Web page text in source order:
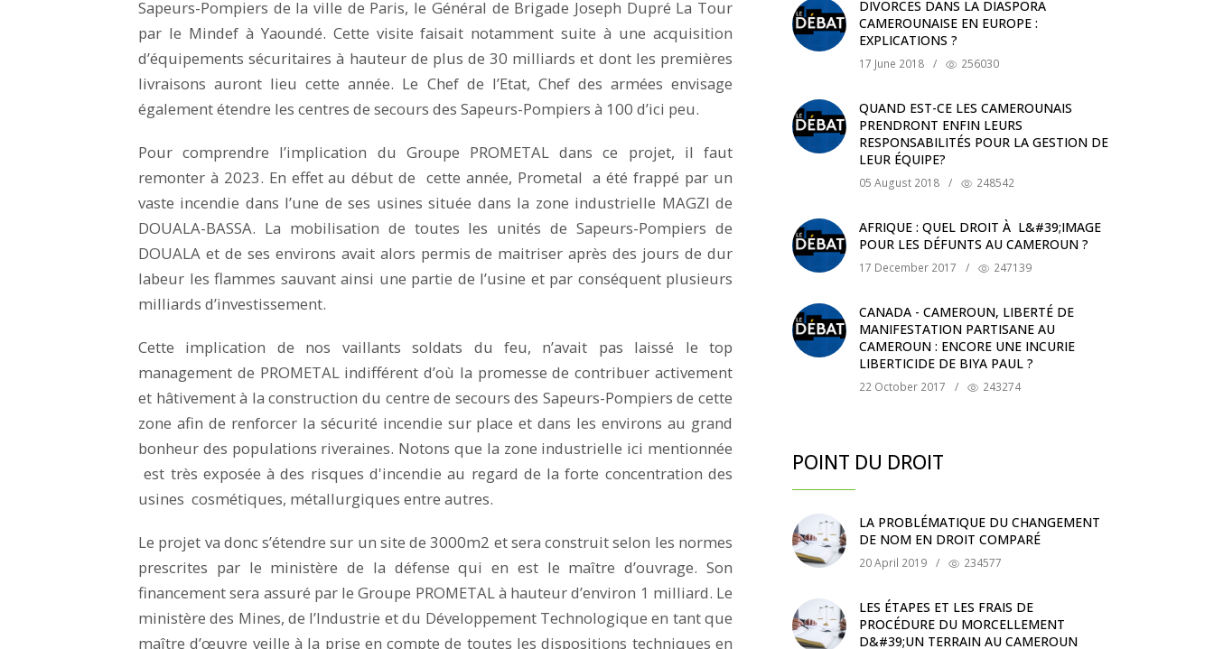
Sapeurs-Pompiers de la ville de Paris, le Général de Brigade Joseph Dupré La Tour
par le Mindef à Yaoundé. Cette visite faisait notamment suite à une acquisition
d’équipements sécuritaires à hauteur de plus de 30 milliards et dont les premières
livraisons auront lieu cette année. Le Chef de l’Etat, Chef des armées envisage
également étendre les centres de secours des Sapeurs-Pompiers à 100 d’ici peu.
Pour comprendre l’implication du Groupe PROMETAL dans ce projet, il faut
remonter à 2023. En effet au début de cette année, Prometal a été frappé par un
vaste incendie dans l’une de ses usines située dans la zone industrielle MAGZI de
DOUALA-BASSA. La mobilisation de toutes les unités de Sapeurs-Pompiers de
DOUALA et de ses environs avait alors permis de maitriser après des jours de dur
labeur les flammes sauvant ainsi une partie de l’usine et par conséquent plusieurs
milliards d’investissement.
Cette implication de nos vaillants soldats du feu, n’avait pas laissé le top
management de PROMETAL indifférent d’où la promesse de contribuer activement
et hâtivement à la construction du centre de secours des Sapeurs-Pompiers de cette
zone afin de renforcer la sécurité incendie sur place et dans les environs au grand
bonheur des populations riveraines. Notons que la zone industrielle ici mentionnée
est très exposée à des risques d'incendie au regard de la forte concentration des
usines cosmétiques, métallurgiques entre autres.
Le projet va donc s’étendre sur un site de 3000m2 et sera construit selon les normes
prescrites par le ministère de la défense qui en est le maître d’ouvrage. Son
financement sera assuré par le Groupe PROMETAL à hauteur d’environ 1 milliard. Le
ministère des Mines, de l’Industrie et du Développement Technologique en tant que
maître d’œuvre veille à la prise en compte de toutes les dispositions techniques en
DIVORCES DANS LA DIASPORA
CAMEROUNAISE EN EUROPE :
EXPLICATIONS ?
17 June 2018 / 256030
QUAND EST-CE LES CAMEROUNAIS
PRENDRONT ENFIN LEURS
RESPONSABILITÉS POUR LA GESTION DE
LEUR ÉQUIPE?
05 August 2018 / 248542
AFRIQUE : QUEL DROIT À L&#39;IMAGE
POUR LES DÉFUNTS AU CAMEROUN ?
17 December 2017 / 247139
CANADA - CAMEROUN, LIBERTÉ DE
MANIFESTATION PARTISANE AU
CAMEROUN : ENCORE UNE INCURIE
LIBERTICIDE DE BIYA PAUL ?
22 October 2017 / 243274
POINT DU DROIT
LA PROBLÉMATIQUE DU CHANGEMENT
DE NOM EN DROIT COMPARÉ
20 April 2019 / 234577
LES ÉTAPES ET LES FRAIS DE
PROCÉDURE DU MORCELLEMENT
D&#39;UN TERRAIN AU CAMEROUN